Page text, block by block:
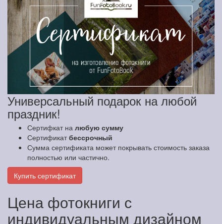
Универсальный подарок на любой
праздник!
Сертифкат на любую сумму
Сертификатбессрочный
Сумма сертификата может покрывать стоимость заказа
полностью или частично.
Купить сертификат
Цена фотокниги с
индивидуальным дизайном